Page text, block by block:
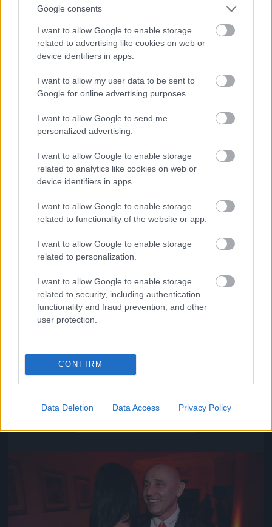
Google consents
I want to allow Google to enable storage
related to advertising like cookies on web or
device identifiers in apps.
I want to allow my user data to be sent to
Google for online advertising purposes.
I want to allow Google to send me
personalized advertising.
I want to allow Google to enable storage
related to analytics like cookies on web or
device identifiers in apps.
I want to allow Google to enable storage
related to functionality of the website or app.
I want to allow Google to enable storage
related to personalization.
I want to allow Google to enable storage
related to security, including authentication
functionality and fraud prevention, and other
user protection.
CONFIRM
Data Deletion Data Access Privacy Policy
Fotó: Szécsi István / Velvet
Jön még kép!
Fotó: Szécsi István / Velvet
Jön még kép!